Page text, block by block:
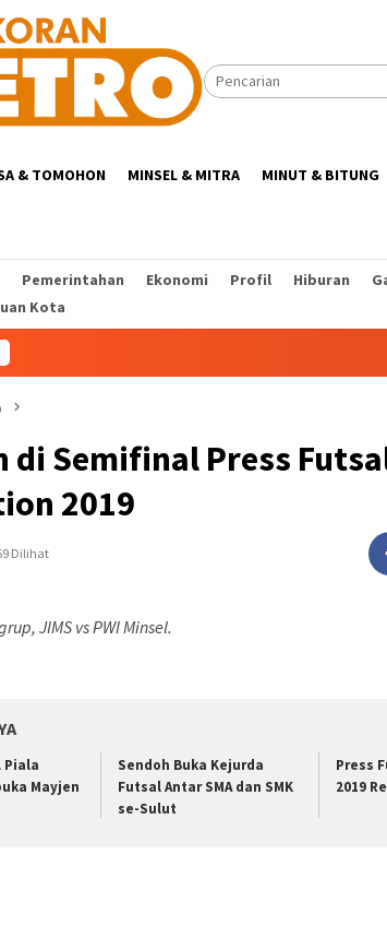
& TOMOHON MINSEL & MITRA MINUT & BITUNG
Pemerintahan Ekonomi Profil Hiburan
Kota
Mesin
di Semifinal Press
2019
Dilihat
JIMS vs PWI Minsel.
Piala
Mayjen
Sendoh Buka Kejurda
Futsal Antar SMA dan SMK
se-Sulut
Press
2019